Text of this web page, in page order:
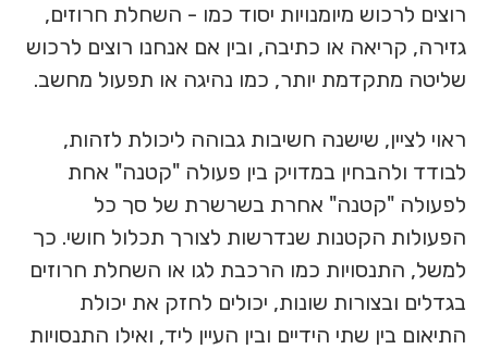
רוצים לרכוש מיומנויות יסוד כמו - השחלת חרוזים,
גזירה, קריאה או כתיבה, ובין אם אנחנו רוצים לרכוש
שליטה מתקדמת יותר, כמו נהיגה או תפעול מחשב.
ראוי לציין, שישנה חשיבות גבוהה ליכולת לזהות,
לבודד ולהבחין במדויק בין פעולה "קטנה" אחת
לפעולה "קטנה" אחרת בשרשרת של סך כל
הפעולות הקטנות שנדרשות לצורך תכלול חושי. כך
למשל, התנסויות כמו הרכבת לגו או השחלת חרוזים
בגדלים ובצורות שונות, יכולים לחזק את יכולת
התיאום בין שתי הידיים ובין העיין ליד, ואילו התנסויות